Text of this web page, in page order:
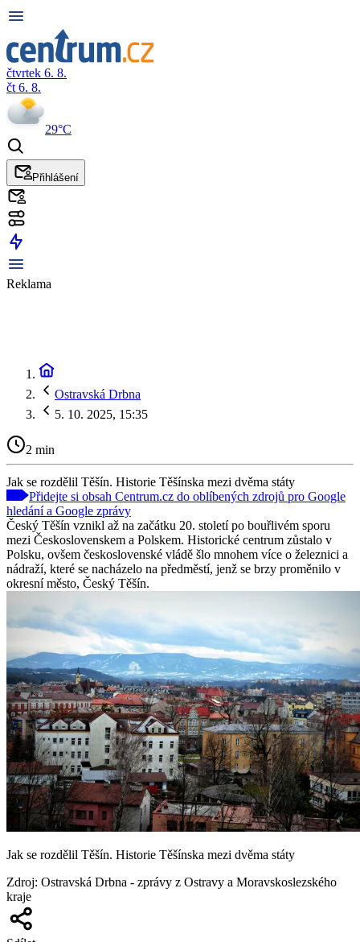
čtvrtek 6. 8.
čt 6. 8.
29°C
Přihlášení
Reklama
Ostravská Drbna
5. 10. 2025, 15:35
2 min
Jak se rozdělil Těšín. Historie Těšínska mezi dvěma státy
Přidejte si obsah Centrum.cz do oblíbených zdrojů pro Google
hledání a Google zprávy
Český Těšín vznikl až na začátku 20. století po bouřlivém sporu
mezi Československem a Polskem. Historické centrum zůstalo v
Polsku, ovšem československé vládě šlo mnohem více o železnici a
nádraží, které se nacházelo na předměstí, jenž se brzy proměnilo v
okresní město, Český Těšín.
Jak se rozdělil Těšín. Historie Těšínska mezi dvěma státy
Zdroj: Ostravská Drbna - zprávy z Ostravy a Moravskoslezského
kraje